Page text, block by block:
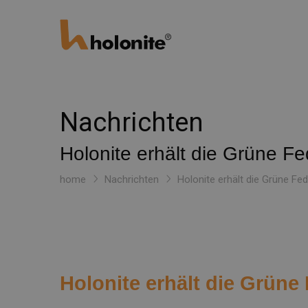
Nachrichten
Holonite erhält die Grüne
home Nachrichten Holonite erhält die Grüne
Holonite erhält die Grüne